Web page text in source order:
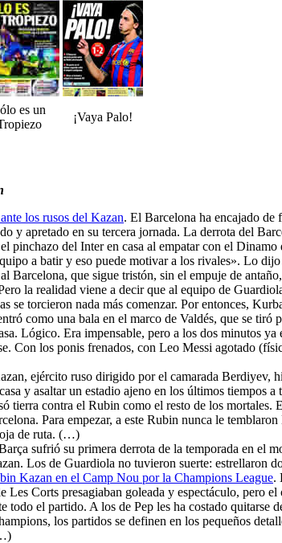
es un
¡Vaya Palo!
los rusos del Kazan. El Barcelona ha encajado de
y apretado en su tercera jornada. La derrota del
pinchazo del Inter en casa al empatar con el
a batir y eso puede motivar a los rivales». Lo
Barcelona, que sigue tristón, sin el empuje de
la realidad viene a decir que al equipo de
se torcieron nada más comenzar. Por entonces,
como una bala en el marco de Valdés, que se
Lógico. Era impensable, pero a los dos minutos
Con los ponis frenados, con Leo Messi agotado
ejército ruso dirigido por el camarada
y asaltar un estadio ajeno en los últimos
tierra contra el Rubin como el resto de los
Para empezar, a este Rubin nunca le
de ruta. (…)
sufrió su primera derrota de la temporada en el
Los de Guardiola no tuvieron suerte:
Kazan en el Camp Nou por la Champions League.
Les Corts presagiaban goleada y espectáculo, pero
el partido. A los de Pep les ha costado
los partidos se definen en los pequeños